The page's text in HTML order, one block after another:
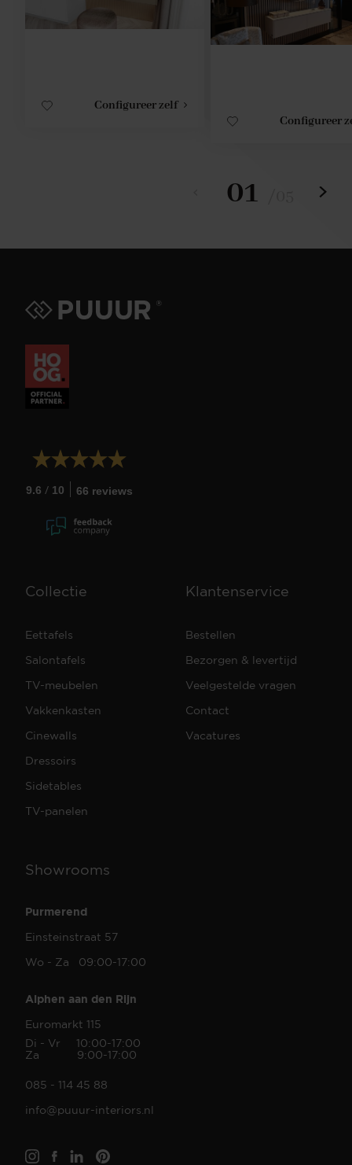
Configureer zelf
Configureer
01
9.6 / 10 66 reviews
Collectie
Eettafels
Salontafels
TV-meubelen
Vakkenkasten
Cinewalls
Dressoirs
Sidetables
TV-panelen
Klantenservice
Bestellen
Bezorgen & levertijd
Veelgestelde vragen
Contact
Vacatures
Showrooms
Purmerend
Einsteinstraat 57
Wo - Za 09:00-17:00
Alphen aan den Rijn
Euromarkt 115
Di - Vr 10:00-17:00
Za 9:00-17:00
085 - 114 45 88
info@puuur-interiors.nl